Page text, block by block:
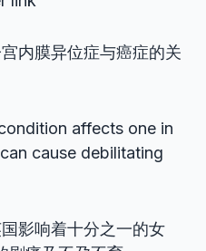
内膜异位症与癌症的关
affects one in
cause debilitating
影响着十分之一的女